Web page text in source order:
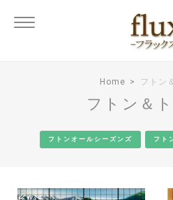
Home フトン
フトン＆
フトンオールシーズンズ フト